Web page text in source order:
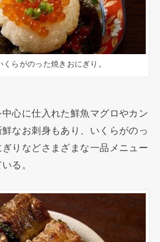
らがのった焼きおにぎり。
心に仕入れた鮮魚マグロやカン
なお刺身もあり、いくらがのっ
りなどさまざまな一品メニュー
る。